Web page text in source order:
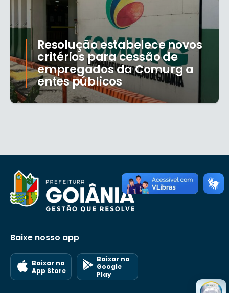
Resolução estabelece novos
critérios para cessão de
empregados da Comurg a
entes públicos
Baixe nosso app
Baixar no
App Store
Baixar no
Google
Play